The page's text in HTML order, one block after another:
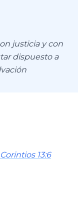
justicia y con
dispuesto a
Corintios 13:6